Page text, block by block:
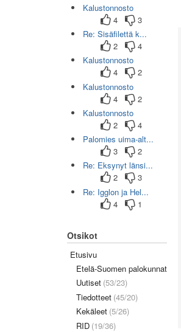
Kalustonnosto
4
3
Re: Sisäfilettä k...
2
4
Kalustonnosto
4
2
Kalustonnosto
4
2
Kalustonnosto
2
4
Palomies uima-alt...
3
2
Re: Eksynyt länsi...
2
3
Re: Igglon ja Hel...
4
1
Otsikot
Etusivu
Etelä-Suomen palokunnat
Uutiset (53/23)
Tiedotteet (45/20)
Kekäleet (5/26)
RID (19/36)